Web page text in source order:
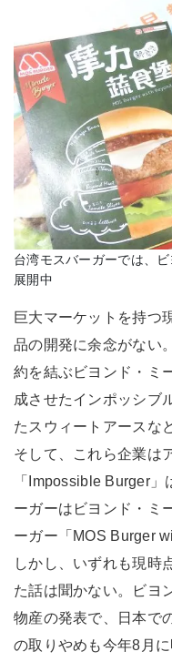
台湾モスバーガーでは、
展開中
巨大マーケットを持つ
品の開発に余念がない
約を結ぶビヨンド・ミ
成させたインポッシブ
たスウィートアースな
そして、これら企業は
「Impossible Burger
ーガーはビヨンド・ミ
ーガー「MOS Burger
しかし、いずれも現時
た話は聞かない。ビヨ
物産の発表で、日本で
の取りやめも今年8月